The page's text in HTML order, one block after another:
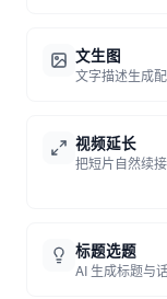
文生图
文字描述生成
视频延长
把短片自然续
标题选题
AI 生成标题与